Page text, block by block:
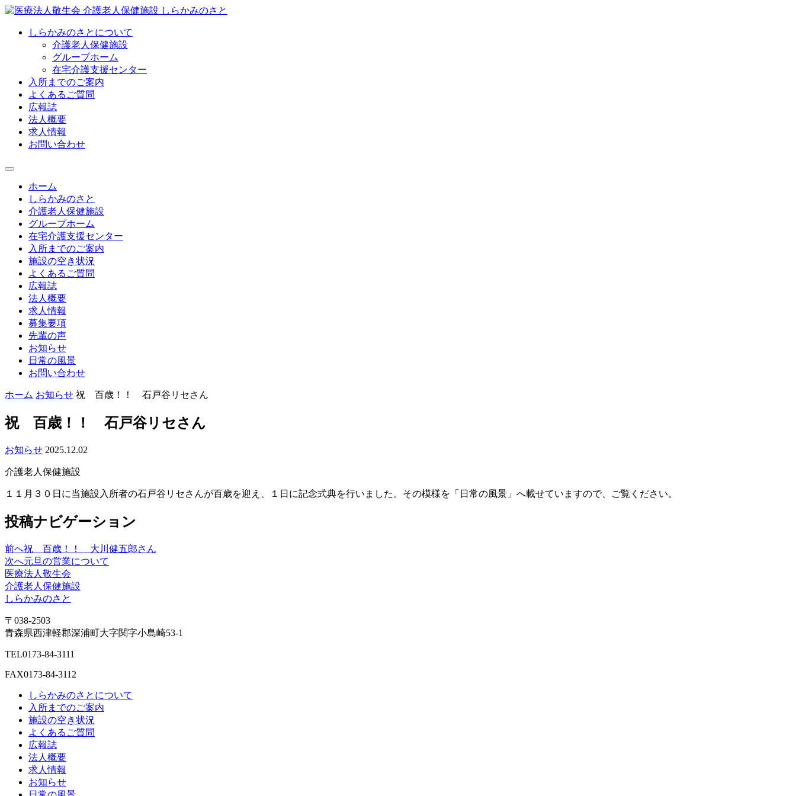
しらかみのさとについて
介護老人保健施設
グループホーム
在宅介護支援センター
入所までのご案内
よくあるご質問
広報誌
法人概要
求人情報
お問い合わせ
ホーム
しらかみのさと
介護老人保健施設
グループホーム
在宅介護支援センター
入所までのご案内
施設の空き状況
よくあるご質問
広報誌
法人概要
求人情報
募集要項
先輩の声
お知らせ
日常の風景
お問い合わせ
ホーム お知らせ 祝 百歳！！ 石戸谷リセさん
祝 百歳！！ 石戸谷リセさん
お知らせ 2025.12.02
介護老人保健施設
１１月３０日に当施設入所者の石戸谷リセさんが百歳を迎え、１日に記念式典を行いました。その模様を「日常の風景」へ載せていますので、ご覧ください。
投稿ナビゲーション
前へ祝 百歳！！ 大川健五郎さん
次へ元旦の営業について
医療法人敬生会
介護老人保健施設
しらかみのさと
〒038-2503
青森県西津軽郡深浦町大字関字小島崎53-1
TEL0173-84-3111
FAX0173-84-3112
しらかみのさとについて
入所までのご案内
施設の空き状況
よくあるご質問
広報誌
法人概要
求人情報
お知らせ